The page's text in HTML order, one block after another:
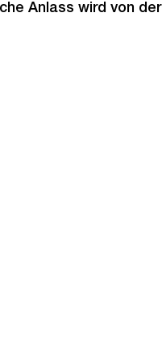
Anlass wird von der